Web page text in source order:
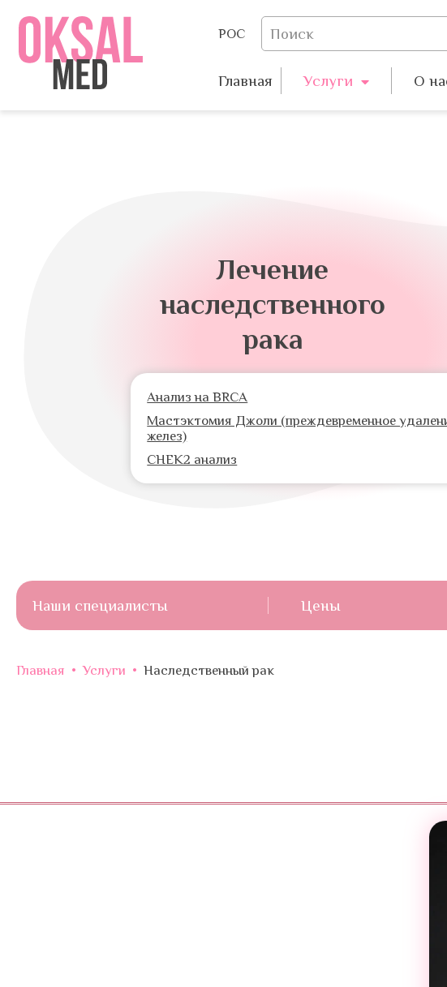
РОС
Главная Услуги О
Лечение
наследственного
рака
Анализ на BRCA
Мастэктомия Джоли (преждевременное
желез)
CHEK2 анализ
Наши специалисты Цены
Главная •Услуги • Наследственный рак